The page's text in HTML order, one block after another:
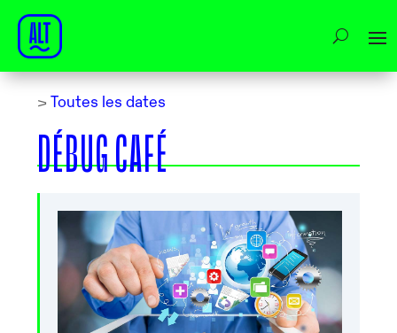
> Toutes les dates
DÉBUG CAFÉ